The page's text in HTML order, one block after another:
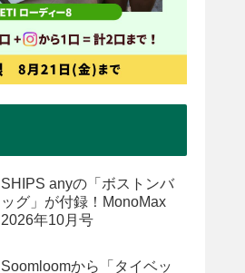
SHIPS anyの「ボストンバ
ッグ」が付録！MonoMax
2026年10月号
Soomloomから「タイベッ